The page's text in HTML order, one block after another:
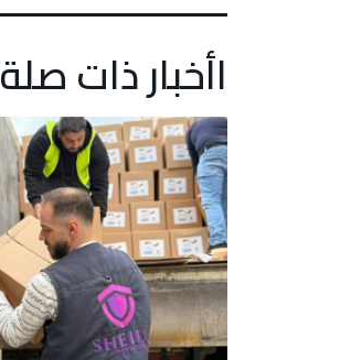
اأخبار ذات صلة